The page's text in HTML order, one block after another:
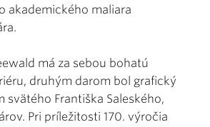
akademického maliara
má za sebou bohatú
druhým darom bol grafický
svätého Františka Saleského,
Pri príležitosti 170. výročia